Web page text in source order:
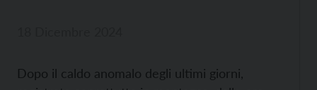
Dopo il caldo anomalo degli ultimi giorni,